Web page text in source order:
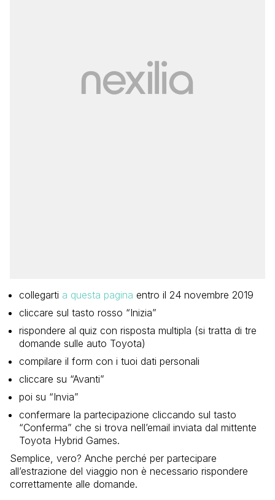
collegarti a questa pagina entro il 24 novembre 2019
cliccare sul tasto rosso “Inizia”
rispondere al quiz con risposta multipla (si tratta di tre
domande sulle auto Toyota)
compilare il form con i tuoi dati personali
cliccare su “Avanti”
poi su “Invia”
confermare la partecipazione cliccando sul tasto
“Conferma” che si trova nell’email inviata dal mittente
Toyota Hybrid Games.
Semplice, vero? Anche perché per partecipare
all’estrazione del viaggio non è necessario rispondere
correttamente alle domande.